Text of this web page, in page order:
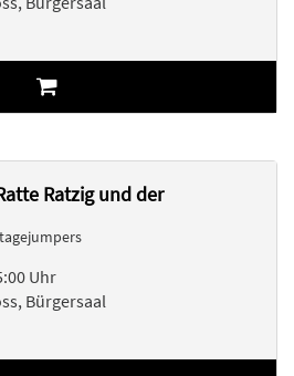
Ratzig und der
Uhr
Bürgersaal